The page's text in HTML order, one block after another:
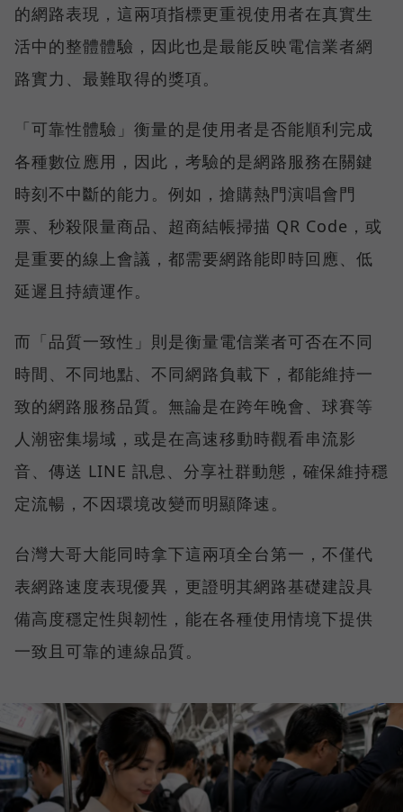
的網路表現，這兩項指標更重視使用者在真實生
活中的整體體驗，因此也是最能反映電信業者網
路實力、最難取得的獎項。
「可靠性體驗」衡量的是使用者是否能順利完成
各種數位應用，因此，考驗的是網路服務在關鍵
時刻不中斷的能力。例如，搶購熱門演唱會門
票、秒殺限量商品、超商結帳掃描 QR Code，或
是重要的線上會議，都需要網路能即時回應、低
延遲且持續運作。
而「品質一致性」則是衡量電信業者可否在不同
時間、不同地點、不同網路負載下，都能維持一
致的網路服務品質。無論是在跨年晚會、球賽等
人潮密集場域，或是在高速移動時觀看串流影
音、傳送 LINE 訊息、分享社群動態，確保維持穩
定流暢，不因環境改變而明顯降速。
台灣大哥大能同時拿下這兩項全台第一，不僅代
表網路速度表現優異，更證明其網路基礎建設具
備高度穩定性與韌性，能在各種使用情境下提供
一致且可靠的連線品質。